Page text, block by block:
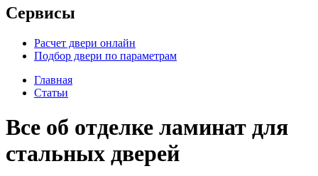
Сервисы
Расчет двери онлайн
Подбор двери по параметрам
Главная
Статьи
Все об отделке ламинат для
стальных дверей